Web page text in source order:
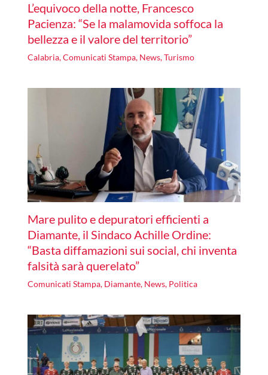
L’equivoco della notte, Francesco
Pacienza: “Se la malamovida soffoca la
bellezza e il valore del territorio”
Calabria,Comunicati Stampa, News,Turismo
Mare pulito e depuratori efficienti a
Diamante, il Sindaco Achille Ordine:
“Basta diffamazioni sui social, chi inventa
falsità sarà querelato”
Comunicati Stampa, Diamante, News, Politica